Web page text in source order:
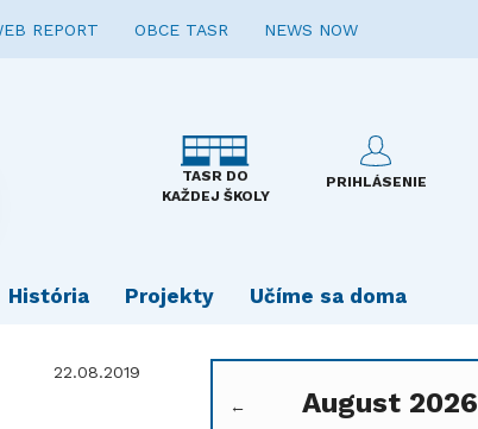
REPORT OBCE TASR NEWS NOW
TASR DO
KAŽDEJ ŠKOLY
PRIHLÁSENIE
História Projekty Učíme sa doma
22.08.2019
← August 2026